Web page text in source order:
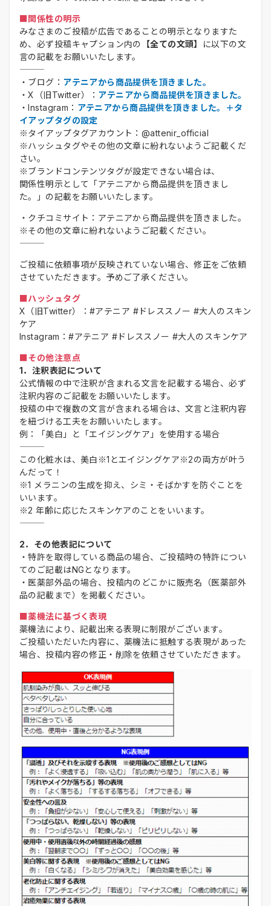
■関係性の明示
みなさまのご投稿が広告であることの明示となりますた
め、必ず投稿キャプション内の
【全ての文頭】
に以下の文
言の記載をお願いいたします。
・ブログ： アテニアから商品提供を頂きました。
・X（旧Twitter）： アテニアから商品提供を頂きました。
・Instagram： アテニアから商品提供を頂きました。＋タ
イアップタグの設定
※タイアップタグアカウント：@attenir_official
※ハッシュタグやその他の文章に紛れないようご記載くだ
さい。
※ブランドコンテンツタグが設定できない場合は、
関係性明示として「アテニアから商品提供を頂きまし
た。」の記載をお願いいたします。
・クチコミサイト：アテニアから商品提供を頂きました。
※その他の文章に紛れないようご記載ください。
ご投稿に依頼事項が反映されていない場合、修正をご依頼
させていただきます。予めご了承ください。
■ハッシュタグ
X（旧Twitter）：#アテニア #ドレススノー #大人のスキン
ケア
Instagram：#アテニア #ドレススノー #大人のスキンケア
■その他注意点
1．注釈表記について
公式情報の中で注釈が含まれる文言を記載する場合、必ず
注釈内容のご記載をお願いいたします。
投稿の中で複数の文言が含まれる場合は、文言と注釈内容
を紐づける工夫をお願いいたします。
例：「美白」と「エイジングケア」を使用する場合
この化粧水は、美白※1とエイジングケア※2の両方が叶う
んだって！
※1 メラニンの生成を抑え、シミ・そばかすを防ぐことを
いいます。
※2 年齢に応じたスキンケアのことをいいます。
2．その他表記について
・特許を取得している商品の場合、ご投稿時の特許につい
てのご記載はNGとなります。
・医薬部外品の場合、投稿内のどこかに販売名（医薬部外
品の記載まで）を掲載ください。
■薬機法に基づく表現
薬機法により、記載出来る表現に制限がございます。
ご投稿いただいた内容に、薬機法に抵触する表現があった
場合、投稿内容の修正・削除を依頼させていただきます。